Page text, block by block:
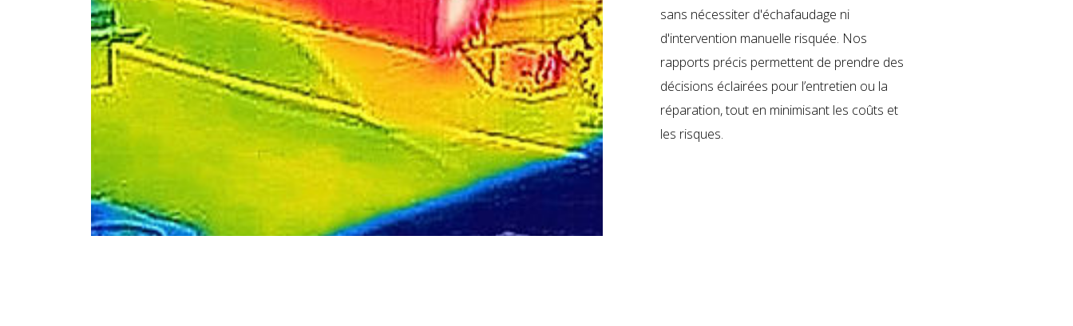
sans nécessiter d'échafaudage ni
d'intervention manuelle risquée. Nos
rapports précis permettent de prendre des
décisions éclairées pour l’entretien ou la
réparation, tout en minimisant les coûts et
les risques.